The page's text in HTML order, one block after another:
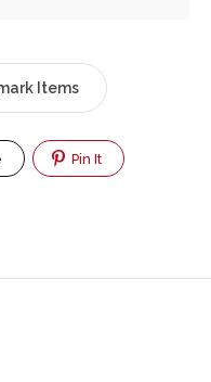
Items
Pin It